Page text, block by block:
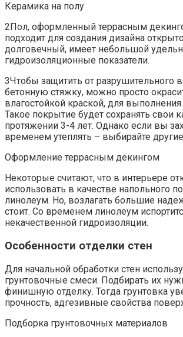
Керамика на полу
2Пол, оформленный террасным
подходит для создания дизайна
долговечный, имеет небольшой
гидроизоляционные показатели.
3Чтобы защитить от разрушительного
бетонную стяжку, можно просто
влагостойкой краской, для
Такое покрытие будет сохранять свои
протяжении 3-4 лет. Однако если вы
временем утеплять – выбирайте
Оформление террасным декингом
Некоторые считают, что в интерьере
использовать в качестве напольного
линолеум. Но, возлагать большие
стоит. Со временем линолеум
некачественной гидроизоляции.
Особенности отделки стен
Для начальной обработки стен
грунтовочные смеси. Подбирать их
финишную отделку. Тогда грунтовка
прочность, адгезивные свойства
Подборка грунтовочных материалов